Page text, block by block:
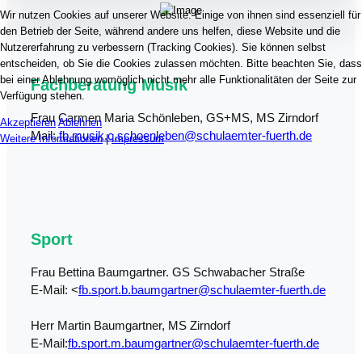
Fachberatung Musik
Frau Carmen Maria Schönleben, GS+MS, MS Zirndorf
Mail:fb.musik.c.schoenleben@schulaemter-fuerth.de
Sport
Frau Bettina Baumgartner. GS Schwabacher Straße
E-Mail: <fb.sport.b.baumgartner@schulaemter-fuerth.de
Herr Martin Baumgartner, MS Zirndorf
E-Mail:fb.sport.m.baumgartner@schulaemter-fuerth.de
Wir nutzen Cookies auf unserer Website. Einige von ihnen sind essenziell für
den Betrieb der Seite, während andere uns helfen, diese Website und die
Nutzererfahrung zu verbessern (Tracking Cookies). Sie können selbst
entscheiden, ob Sie die Cookies zulassen möchten. Bitte beachten Sie, dass
bei einer Ablehnung womöglich nicht mehr alle Funktionalitäten der Seite zur
Verfügung stehen.
Akzeptieren Ablehnen
Weitere Informationen|Impressum